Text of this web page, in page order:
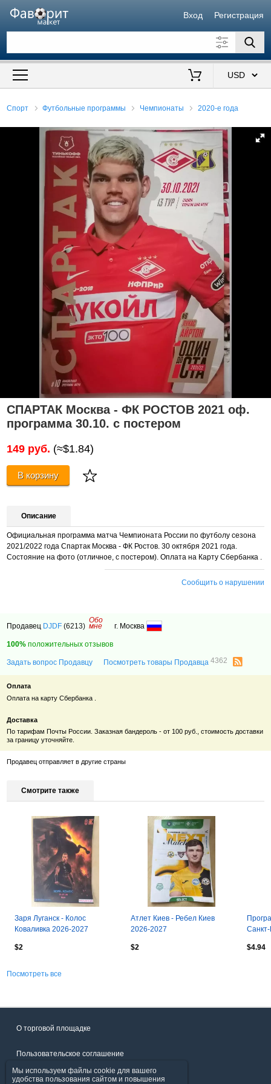
Вход Регистрация
Искать также в описании
Спорт Футбольные программы Чемпионаты 2020-е года
СПАРТАК Москва - ФК РОСТОВ 2021 оф.
программа 30.10. с постером
149 руб. (≈$1.84)
В корзину
Описание
Официальная программа матча Чемпионата России по футболу сезона
2021/2022 года Спартак Москва - ФК Ростов. 30 октября 2021 года.
Состояние на фото (отличное, с постером). Оплата на Карту Сбербанка .
Сообщить о нарушении
Продавец DJDF (6213)
Обо
мне г. Москва
100% положительных отзывов
Задать вопрос Продавцу Посмотреть товары Продавца4362
Оплата
Оплата на карту Сбербанка .
Доставка
По тарифам Почты России. Заказная бандероль - от 100 руб., стоимость доставки
за границу уточняйте.
Продавец отправляет в другие страны
Смотрите также
Заря Луганск - Колос
Коваливка 2026-2027
$2
Атлет Киев - Ребел Киев
2026-2027
$2
$4.94
Посмотреть все
О торговой площадке
Пользовательское соглашение
Политика конфиденциальности
Мы используем файлы cookie для вашего
удобства пользования сайтом и повышения